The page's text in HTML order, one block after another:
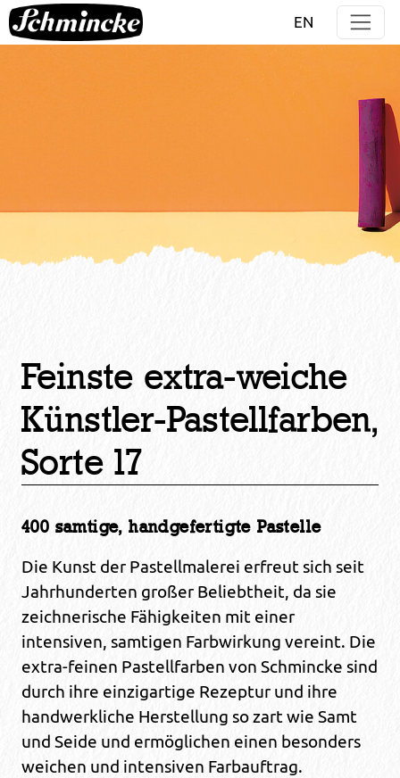
Direkt zur Hauptnavigation springen
Direkt zum Inhalt springen
EN
Feinste extra-weiche
Künstler-Pastellfarben,
Sorte 17
400 samtige, handgefertigte Pastelle
Die Kunst der Pastellmalerei erfreut sich seit
Jahrhunderten großer Beliebtheit, da sie
zeichnerische Fähigkeiten mit einer
intensiven, samtigen Farbwirkung vereint. Die
extra-feinen Pastellfarben von Schmincke sind
durch ihre einzigartige Rezeptur und ihre
handwerkliche Herstellung so zart wie Samt
und Seide und ermöglichen einen besonders
weichen und intensiven Farbauftrag.